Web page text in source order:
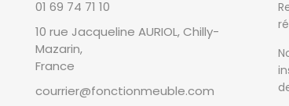
01 69 74 71 10
10 rue Jacqueline AURIOL, Chilly-
Mazarin,
France
courrier@fonctionmeuble.com